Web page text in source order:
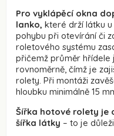
Pro vyklápěcí okna
lanko, které drží látku
pohybu při otevírání či
roletového systému
přičemž průměr hřídele
rovnoměrně, čímž je
rolety. Při montáži
hloubku minimálně 15
Šířka hotové rolety je
šířka látky – to je